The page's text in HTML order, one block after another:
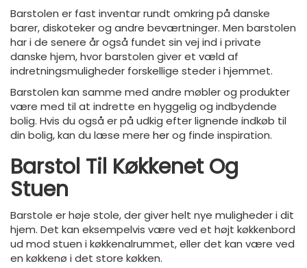
Barstolen er fast inventar rundt omkring på danske
barer, diskoteker og andre beværtninger. Men barstolen
har i de senere år også fundet sin vej ind i private
danske hjem, hvor barstolen giver et væld af
indretningsmuligheder forskellige steder i hjemmet.
Barstolen kan samme med andre møbler og produkter
være med til at indrette en hyggelig og indbydende
bolig. Hvis du også er på udkig efter lignende indkøb til
din bolig, kan du læse mere herog finde inspiration.
Barstol Til Køkkenet Og
Stuen
Barstole er høje stole, der giver helt nye muligheder i dit
hjem. Det kan eksempelvis være ved et højt køkkenbord
ud mod stuen i køkkenalrummet, eller det kan være ved
en køkkenø i det store køkken.